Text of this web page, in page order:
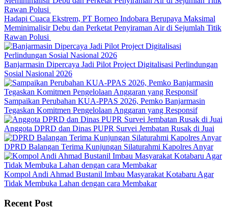
Hadapi Cuaca Ekstrem, PT Borneo Indobara Berupaya Maksimal
Meminimalisir Debu dan Perketat Penyiraman Air di Sejumlah Titik
Rawan Polusi
Banjarmasin Dipercaya Jadi Pilot Project Digitalisasi Perlindungan
Sosial Nasional 2026
Sampaikan Perubahan KUA-PPAS 2026, Pemko Banjarmasin
Tegaskan Komitmen Pengelolaan Anggaran yang Responsif
Anggota DPRD dan Dinas PUPR Survei Jembatan Rusak di Juai
DPRD Balangan Terima Kunjungan Silaturahmi Kapolres Anyar
Kompol Andi Ahmad Bustanil Imbau Masyarakat Kotabaru Agar
Tidak Membuka Lahan dengan cara Membakar
Recent Post